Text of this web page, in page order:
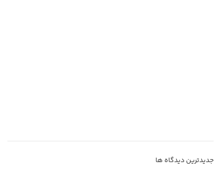
جدیدترین دیدگاه ها